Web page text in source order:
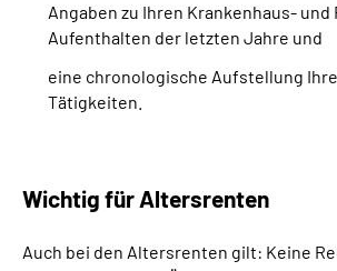
Angaben zu Ihren Krankenhaus- und
Aufenthalten der letzten Jahre und
eine chronologische Aufstellung
Tätigkeiten.
Wichtig für Altersrenten
Auch bei den Altersrenten gilt: Keine